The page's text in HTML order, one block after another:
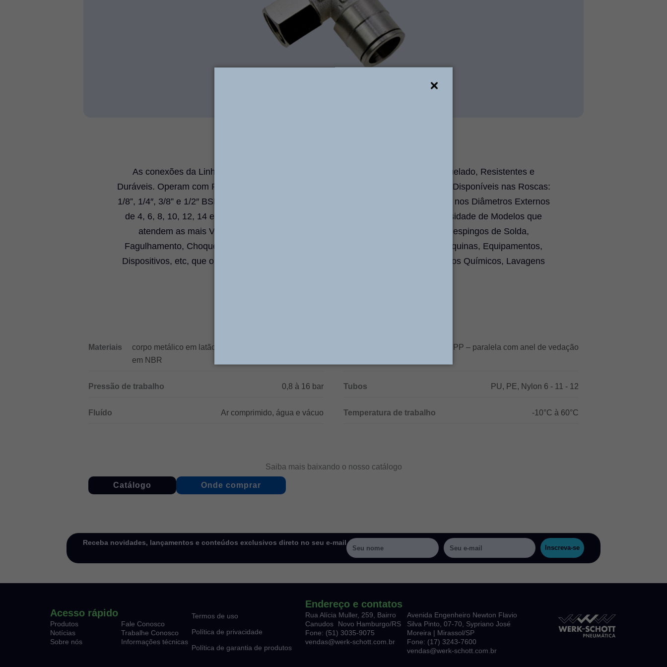
As conexões da Linha Metálica, são elaboradas em Latão com acabamento Niquelado, Resistentes e
Duráveis. Operam com Pressões de até 16 bar e Temperaturas de -10 ⁰C à +60 ⁰C . Disponíveis nas Roscas:
1/8”, 1/4″, 3/8” e 1/2″ BSP, para Tubos de Poliuretano, Polietileno e Nylon Calibrados nos Diâmetros Externos
de 4, 6, 8, 10, 12, 14 e 16 mm; podem conduzir Ar, Água e Vácuo. Possuem Diversidade de Modelos que
atendem as mais Variadas Aplicações no transporte de fluídos. Resistentes à Respingos de Solda,
Fagulhamento, Choques Mecânicos e Ambientes Insalubres, são utilizadas em Máquinas, Equipamentos,
Dispositivos, etc, que operam em Áreas Hostis, como: Soldagens, Caldeiraria, Riscos Químicos, Lavagens
Materiais
corpo metálico em latão niquelado, anel de vedação
em NBR
BSPP – paralela com anel de vedação
Pressão de trabalho 0,8 à 16 bar Tubos PU, PE, Nylon 6 - 11 - 12
Fluído Ar comprimido, água e vácuo Temperatura de trabalho -10°C à 60°C
Saiba mais baixando o nosso catálogo
Catálogo Onde comprar
Receba novidades, lançamentos e conteúdos exclusivos direto no seu e-mail
Inscreva-se
Acesso rápido
Produtos
Fale Conosco
Notícias
Trabalhe Conosco
Sobre nós
Informações técnicas
Termos de uso
Política de privacidade
Política de garantia de produtos
Endereço e contatos
Rua Alícia Muller, 259, Bairro
Canudos Novo Hamburgo/RS
Fone: (51) 3035-9075
vendas@werk-schott.com.br
Avenida Engenheiro Newton Flavio
Silva Pinto, 07-70, Sypriano José
Moreira | Mirassol/SP
Fone: (17) 3243-7600
vendas@werk-schott.com.br